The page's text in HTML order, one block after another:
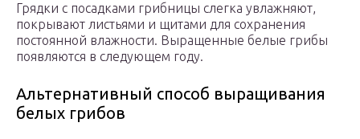
Грядки с посадками грибницы слегка увлажняют,
покрывают листьями и щитами для сохранения
постоянной влажности. Выращенные белые грибы
появляются в следующем году.
Альтернативный способ выращивания
белых грибов